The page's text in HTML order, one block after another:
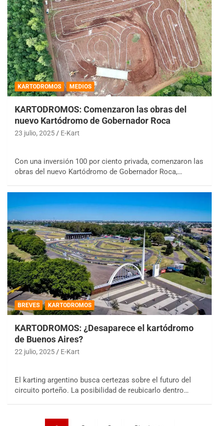
KARTODROMOS MEDIOS
KARTODROMOS: Comenzaron las obras del
nuevo Kartódromo de Gobernador Roca
23 julio, 2025 E-Kart
Con una inversión 100 por ciento privada, comenzaron las
obras del nuevo Kartódromo de Gobernador Roca,…
BREVES KARTODROMOS
KARTODROMOS: ¿Desaparece el kartódromo
de Buenos Aires?
22 julio, 2025 E-Kart
El karting argentino busca certezas sobre el futuro del
circuito porteño. La posibilidad de reubicarlo dentro…
COBERTURA ESPECIAL DE E-KART.COM.AR
08/09-AGO
IAME SERIES ARGENTINA 6
Baradero (Buenos Aires)
KDO - F6
Ciudad de Trenque Lauquen (Asfalto)